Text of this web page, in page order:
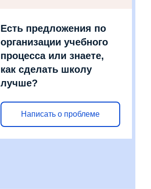
Есть предложения по
организации учебного
процесса или знаете,
как сделать школу
лучше?
Написать о проблеме